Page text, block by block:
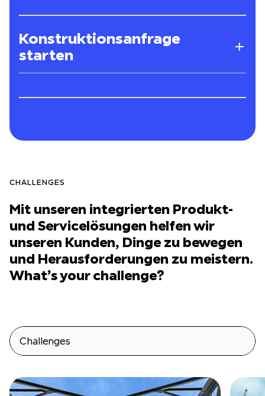
Konstruktionsanfrage
starten
CHALLENGES
Mit unseren integrierten Produkt-
und Servicelösungen helfen wir
unseren Kunden, Dinge zu bewegen
und Herausforderungen zu meistern.
What’s your challenge?
Challenges